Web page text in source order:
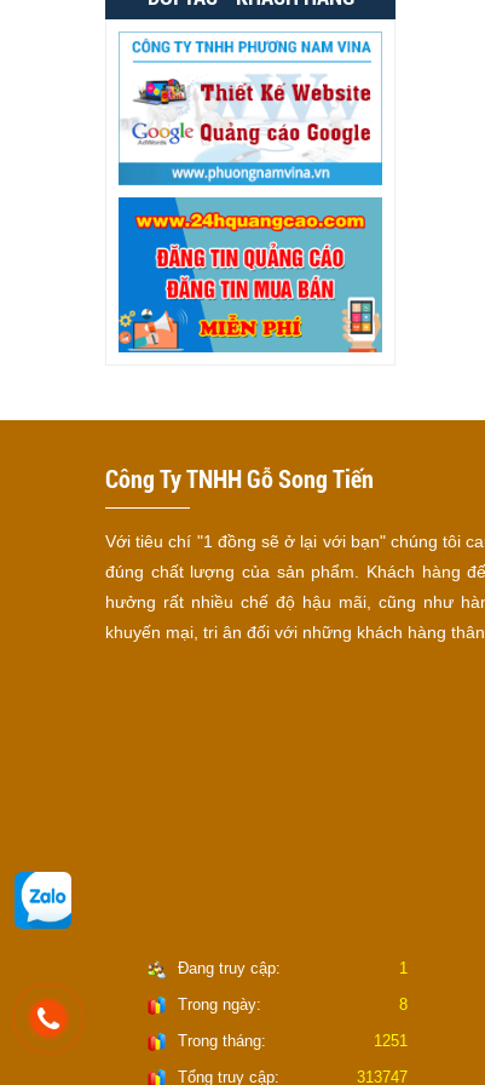
Công Ty TNHH Gỗ Song Tiến
Với tiêu chí "1 đồng sẽ ở lại với bạn" chúng tôi
đúng chất lượng của sản phẩm. Khách hàng
hưởng rất nhiều chế độ hậu mãi, cũng như
khuyến mại, tri ân đối với những khách hàng
Đang truy cập:
1
Trong ngày:
8
Trong tháng:
1251
Tổng truy cập:
313747